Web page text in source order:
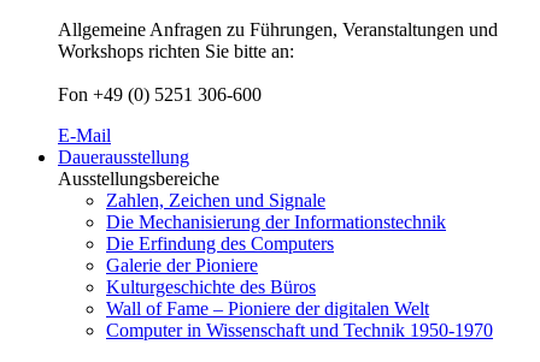
Allgemeine Anfragen zu Führungen, Veranstaltungen und
Workshops richten Sie bitte an:
Fon +49 (0) 5251 306-600
E-Mail
Dauerausstellung
Ausstellungsbereiche
Zahlen, Zeichen und Signale
Die Mechanisierung der Informationstechnik
Die Erfindung des Computers
Galerie der Pioniere
Kulturgeschichte des Büros
Wall of Fame – Pioniere der digitalen Welt
Computer in Wissenschaft und Technik 1950-1970